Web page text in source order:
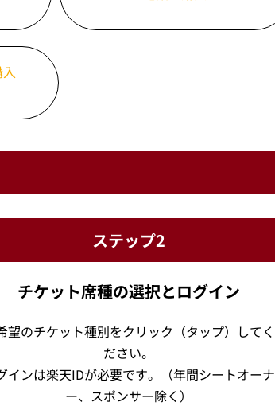
ステップ2
チケット席種の選択とログイン
望のチケット種別をクリック（タップ）してく
ださい。
インは楽天IDが必要です。（年間シートオーナ
ー、スポンサー除く）